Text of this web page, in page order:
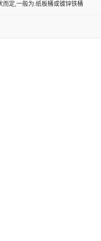
而定,一般为:纸板桶或镀锌铁桶